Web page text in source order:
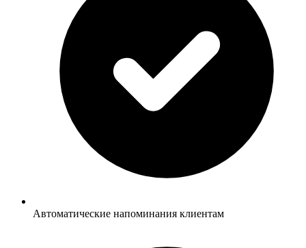
Автоматические напоминания клиентам